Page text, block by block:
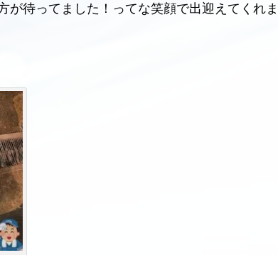
が待ってました！ってな笑顔で出迎えてくれま